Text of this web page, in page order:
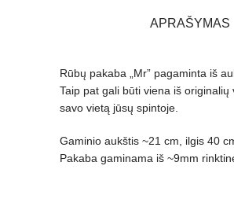
APRAŠYMAS
Rūbų pakaba „Mr” pagaminta iš
Taip pat gali būti viena iš
savo vietą jūsų spintoje.
Gaminio aukštis ~21 cm, ilgis 40
Pakaba gaminama iš ~9mm